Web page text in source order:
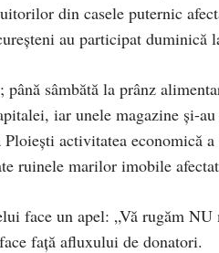
din casele puternic
au participat duminică
sâmbătă la prânz
iar unele magazine şi-
Ploieşti activitatea economică
ruinele marilor imobile
face un apel: „Vă rugăm
faţă afluxului de donatori.